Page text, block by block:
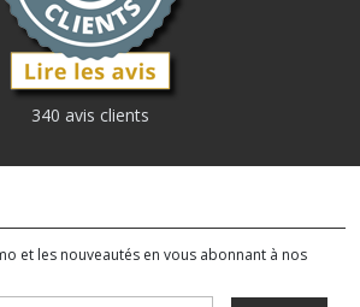
340 avis clients
et les nouveautés en vous abonnant à nos